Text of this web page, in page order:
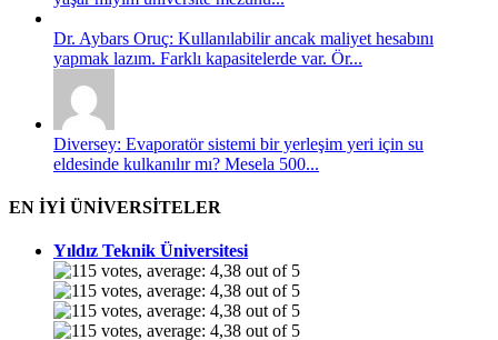
Dr. Aybars Oruç: Kullanılabilir ancak maliyet hesabını
yapmak lazım. Farklı kapasitelerde var. Ör...
Diversey: Evaporatör sistemi bir yerleşim yeri için su
eldesinde kulkanılır mı? Mesela 500...
EN İYİ ÜNİVERSİTELER
Yıldız Teknik Üniversitesi